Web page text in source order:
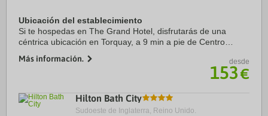
Ubicación del establecimiento
Si te hospedas en The Grand Hotel, disfrutarás de una
céntrica ubicación en Torquay, a 9 min a pie de Centro
Princess. Además, este hotel de playa ...
Más información. desde
153€
Hilton Bath City
Sudoeste de Inglaterra, Reino Unido.